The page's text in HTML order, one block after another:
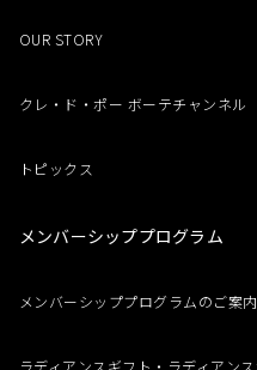
OUR STORY
クレ・ド・ポー ボーテチャンネル
トピックス
メンバーシッププログラム
メンバーシッププログラムのご案内
ラディアンスギフト・ラディアン